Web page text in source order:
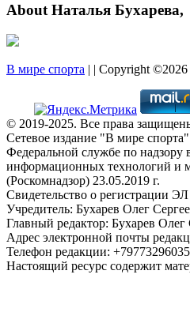
About Наталья Бухарева,
В мире спорта | | Copyright ©2026
© 2019-2025. Все права
Сетевое издание "В мире спорта"
Федеральной службе по надзору
информационных технологий и
(Роскомнадзор) 23.05.2019 г.
Свидетельство о регистрации
Учредитель: Бухарев Олег
Главный редактор: Бухарев Олег
Адрес электронной почты
Телефон редакции: +79773296035
Настоящий ресурс содержит